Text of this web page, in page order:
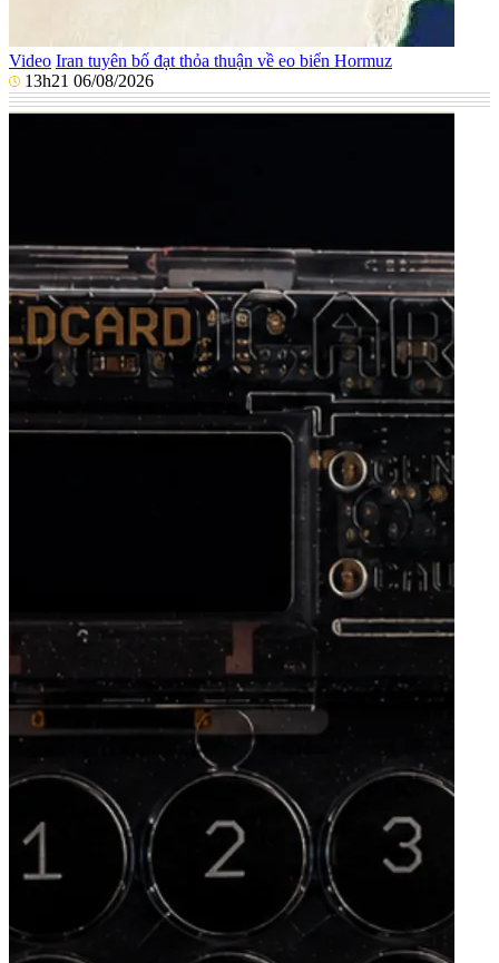
Video Iran tuyên bố đạt thỏa thuận về eo biển Hormuz
13h21 06/08/2026